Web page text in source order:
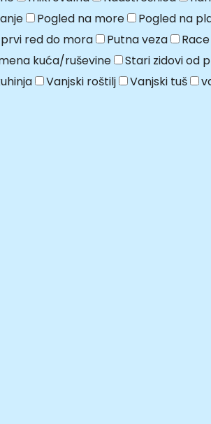
Pogled na more Pogled na
prvi red do mora Putna veza Race
kuća/ruševine Stari zidovi od
Vanjski roštilj Vanjski tuš